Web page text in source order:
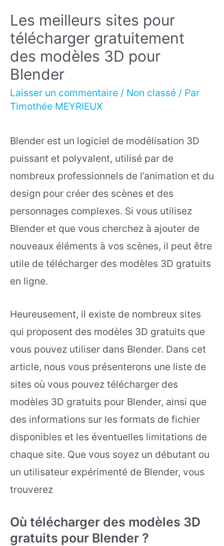
Les meilleurs sites pour
télécharger gratuitement
des modèles 3D pour
Blender
Laisser un commentaire / Non classé / Par
Timothée MEYRIEUX
Blender est un logiciel de modélisation 3D
puissant et polyvalent, utilisé par de
nombreux professionnels de l’animation et du
design pour créer des scènes et des
personnages complexes. Si vous utilisez
Blender et que vous cherchez à ajouter de
nouveaux éléments à vos scènes, il peut être
utile de télécharger des modèles 3D gratuits
en ligne.
Heureusement, il existe de nombreux sites
qui proposent des modèles 3D gratuits que
vous pouvez utiliser dans Blender. Dans cet
article, nous vous présenterons une liste de
sites où vous pouvez télécharger des
modèles 3D gratuits pour Blender, ainsi que
des informations sur les formats de fichier
disponibles et les éventuelles limitations de
chaque site. Que vous soyez un débutant ou
un utilisateur expérimenté de Blender, vous
trouverez
Où télécharger des modèles 3D
gratuits pour Blender ?